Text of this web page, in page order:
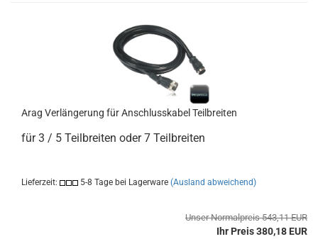
Arag Verlängerung für Anschlusskabel Teilbreiten
für 3 / 5 Teilbreiten oder 7 Teilbreiten
Lieferzeit: 5-8 Tage bei Lagerware (Ausland abweichend)
Unser Normalpreis 543,11 EUR
Ihr Preis 380,18 EUR